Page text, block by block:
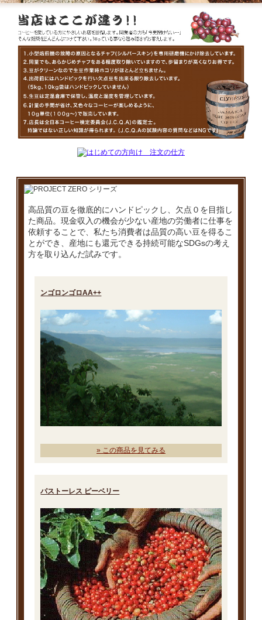
高品質の豆を徹底的にハンドピックし、欠点０を目指し
た商品。現金収入の機会が少ない産地の労働者に仕事を
依頼することで、私たち消費者は品質の高い豆を得るこ
とができ、産地にも還元できる持続可能なSDGsの考え
方を取り込んだ試みです。
ンゴロンゴロAA++
» この商品を見てみる
パストーレス ピーベリー